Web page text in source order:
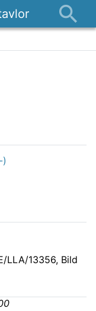
)
LLA/13356, Bild